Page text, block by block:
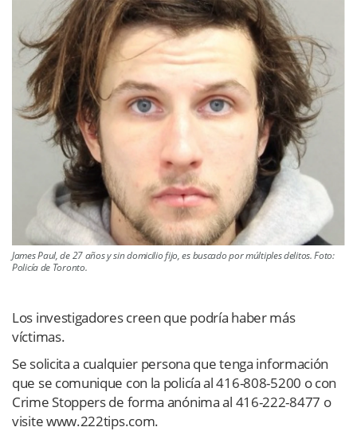
James Paul, de 27 años y sin domicilio fijo, es buscado por múltiples delitos. Foto:
Policía de Toronto.
Los investigadores creen que podría haber más
víctimas.
Se solicita a cualquier persona que tenga información
que se comunique con la policía al 416-808-5200 o con
Crime Stoppers de forma anónima al 416-222-8477 o
visite www.222tips.com.